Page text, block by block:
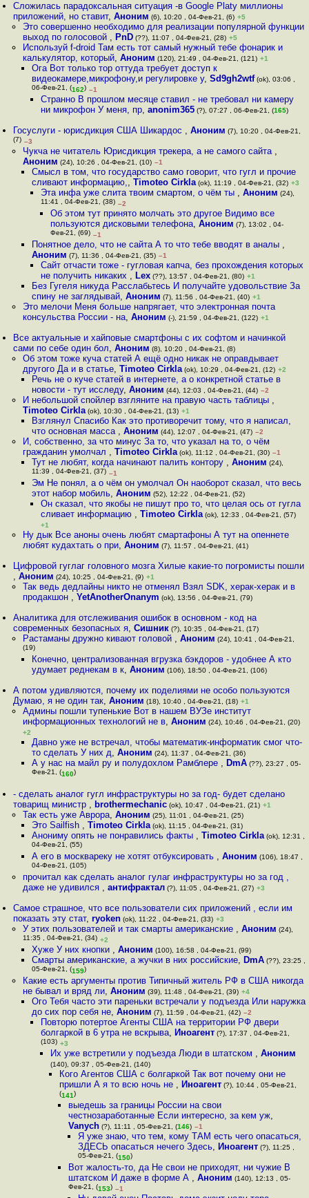
Сложилась парадоксальная ситуация -в Google Platy миллионы
приложений, но ставит,Аноним (6), 10:20 , 04-Фев-21, (6) +5
Это совершенно необходимо для реализации популярной функции
выход по голосовой , PnD(??), 11:07 , 04-Фев-21, (28) +5
Используй f-droid Там есть тот самый нужный тебе фонарик и
калькулятор, который, Аноним (120), 21:49 , 04-Фев-21, (121) +1
Ога Вот только тор оттуда требует доступ к
видеокамере,микрофону,и регулировке у, Sd9gh2wtf(ok), 03:06 ,
06-Фев-21, (162) –1
Странно В прошлом месяце ставил - не требовал ни камеру
ни микрофон У меня, пр,anonim365 (?), 07:27 , 06-Фев-21, (165)
Госуслуги - юрисдикция США Шикардос ,Аноним (7), 10:20 , 04-Фев-21,
(7) –3
Чукча не читатель Юрисдикция трекера, а не самого сайта ,
Аноним (24), 10:26 , 04-Фев-21, (10) –1
Смысл в том, что государство само говорит, что гугл и прочие
сливают информацию,, Timoteo Cirkla(ok), 11:19 , 04-Фев-21, (32) +3
Эта инфа уже слита твоим смартом, о чём ты ,Аноним (24),
11:41 , 04-Фев-21, (38) –2
Об этом тут принято молчать это другое Видимо все
пользуются дисковыми телефона, Аноним (7), 13:02 , 04-
Фев-21, (69) –1
Понятное дело, что не сайта А то что тебе вводят в аналы ,
Аноним (7), 11:36 , 04-Фев-21, (35) –1
Сайт отчасти тоже - гугловая капча, без прохождения которых
не получить никаких , Lex (??), 13:57 , 04-Фев-21, (80) +1
Без Гугеля никуда Расслабьтесь И получайте удовольствие За
спину не заглядывай, Аноним (7), 11:56 , 04-Фев-21, (40) +1
Это мелочи Меня больше напрягает, что электронная почта
консульства России - на, Аноним (-), 21:59 , 04-Фев-21, (122) +1
Все актуальные и хайповые смартфоны с их софтом и начинкой
сами по себе один бол,Аноним (8), 10:20 , 04-Фев-21, (8)
Об этом тоже куча статей А ещё одно никак не оправдывает
другого Да и в статье, Timoteo Cirkla(ok), 10:29 , 04-Фев-21, (12) +2
Речь не о куче статей в интернете, а о конкретной статье в
новости - тут исследу, Аноним (44), 12:03 , 04-Фев-21, (44) –2
И небольшой спойлер взгляните на правую часть таблицы ,
Timoteo Cirkla(ok), 10:30 , 04-Фев-21, (13) +1
Взглянул Спасибо Как это противоречит тому, что я написал,
что основная масса , Аноним (44), 12:07 , 04-Фев-21, (47) –2
И, собственно, за что минус За то, что указал на то, о чём
гражданин умолчал , Timoteo Cirkla(ok), 11:12 , 04-Фев-21, (30) –1
Тут не любят, когда начинают палить контору , Аноним (24),
11:39 , 04-Фев-21, (37) –1
Эм Не понял, а о чём он умолчал Он наоборот сказал, что весь
этот набор мобиль, Аноним (52), 12:22 , 04-Фев-21, (52)
Он сказал, что якобы не пишут про то, что целая ось от гугла
сливает информацию ,Timoteo Cirkla (ok), 12:33 , 04-Фев-21, (57)
+1
Ну дык Все аноны очень любят смартафоны А тут на опеннете
любят кудахтать о при, Аноним (7), 11:57 , 04-Фев-21, (41)
Цифровой гуглаг головного мозга Хилые какие-то погромисты пошли
,Аноним (24), 10:25 , 04-Фев-21, (9) +1
Так ведь дедлайны никто не отменял Взял SDK, херак-херак и в
продакшон , YetAnotherOnanym (ok), 13:56 , 04-Фев-21, (79)
Аналитика для отслеживания ошибок в основном - код на
современных безопасных я,Сишник (?), 10:35 , 04-Фев-21, (17)
Растаманы дружно кивают головой , Аноним (24), 10:41 , 04-Фев-21,
(19)
Конечно, централизованная вгрузка бэкдоров - удобнее А кто
удумает реднекам в к, Аноним (106), 18:50 , 04-Фев-21, (106)
А потом удивляются, почему их поделиями не особо пользуются
Думаю, я не один так,Аноним (18), 10:40 , 04-Фев-21, (18) +1
Админы пошли тупенькие Вот в нашем ВУЗе институт
информационных технологий не в, Аноним (24), 10:46 , 04-Фев-21, (20)
+2
Давно уже не встречал, чтобы математик-информатик смог что-
то сделать У них д, Аноним (24), 11:37 , 04-Фев-21, (36)
А у нас на майл ру и полудохлом Рамблере , DmA(??), 23:27 , 05-
Фев-21, (160)
- сделать аналог гугл инфраструктуры но за год- будет сделано
товарищ министр , brothermechanic (ok), 10:47 , 04-Фев-21, (21) +1
Так есть уже Аврора, Аноним (25), 11:01 , 04-Фев-21, (25)
Это Sailfish , Timoteo Cirkla(ok), 11:15 , 04-Фев-21, (31)
Анониму опять не понравились факты , Timoteo Cirkla(ok), 12:31 ,
04-Фев-21, (55)
А его в москвареку не хотят отбуксировать , Аноним (106), 18:47 ,
04-Фев-21, (105)
прочитал как сделать аналог гулаг инфраструктуры но за год ,
даже не удивился , антифрактал(?), 11:05 , 04-Фев-21, (27) +3
Самое страшное, что все пользователи сих приложений , если им
показать эту стат,ryoken (ok), 11:22 , 04-Фев-21, (33) +3
У этих пользователей и так смарты американские , Аноним (24),
11:35 , 04-Фев-21, (34) +2
Хуже У них кнопки , Аноним (100), 16:58 , 04-Фев-21, (99)
Смарты американские, а жучки в них российские, DmA(??), 23:25 ,
05-Фев-21, (159)
Какие есть аргументы против Типичный житель РФ в США никогда
не бывал и вряд ли, Аноним (39), 11:48 , 04-Фев-21, (39) +4
Ого Тебя часто эти пареньки встречали у подъезда Или наружка
до сих пор себя не, Аноним (7), 11:59 , 04-Фев-21, (42) –2
Повторю потертое Агенты США на территории РФ двери
болгаркой в 6 утра не вскрыва, Иноагент (?), 17:37 , 04-Фев-21,
(103) +3
Их уже встретили у подъезда Люди в штатском , Аноним
(140), 09:37 , 05-Фев-21, (140)
Кого Агентов США с болгаркой Так вот почему они не
пришли А я то всю ночь не , Иноагент(?), 10:44 , 05-Фев-21,
(141)
выедешь за границы России на свои
честнозаработанные Если интересно, за кем уж,
Vanych (?), 11:11 , 05-Фев-21, (146) –1
Я уже знаю, что тем, кому ТАМ есть чего опасаться,
ЗДЕСЬ опасаться нечего Здесь, Иноагент(?), 11:25 ,
05-Фев-21, (150)
Вот жалость-то, да Не свои не приходят, ни чужие В
штатском И даже в форме А ,Аноним (140), 12:13 , 05-
Фев-21, (153) –1